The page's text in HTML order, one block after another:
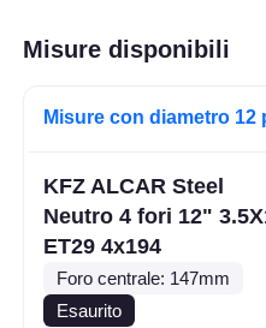
Misure disponibili
Misure con diametro 12
KFZ ALCAR Steel
Neutro 4 fori 12"
ET29 4x194
Foro centrale: 147mm
Esaurito